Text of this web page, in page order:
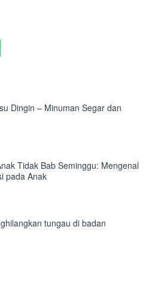
Dingin – Minuman Segar dan
Tidak Bab Seminggu: Mengenal
pada Anak
tungau di badan